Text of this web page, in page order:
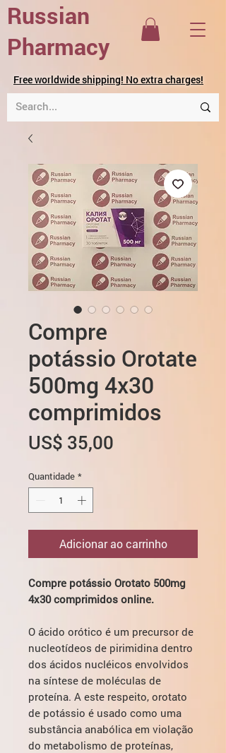
Russian
Pharmacy
Free worldwide shipping! No extra charges!
Compre
potássio Orotate
500mg 4x30
comprimidos
US$ 35,00
Quantidade *
Adicionar ao carrinho
Compre potássio Orotato 500mg
4x30 comprimidos online.
O ácido orótico é um precursor de
nucleotídeos de pirimidina dentro
dos ácidos nucléicos envolvidos
na síntese de moléculas de
proteína. A este respeito, orotato
de potássio é usado como uma
substância anabólica em violação
do metabolismo de proteínas,